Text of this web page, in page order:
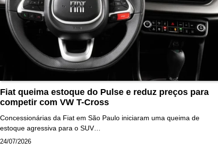
Fiat queima estoque do Pulse e reduz preços para
competir com VW T-Cross
Concessionárias da Fiat em São Paulo iniciaram uma queima de
estoque agressiva para o SUV…
24/07/2026